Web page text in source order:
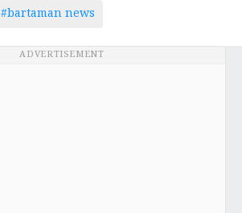
#bartaman news
ADVERTISEMENT